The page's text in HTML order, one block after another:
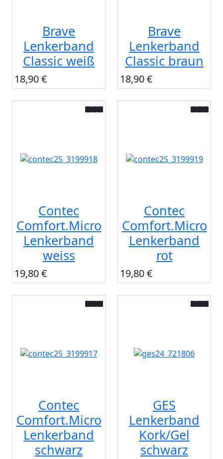
Brave
Lenkerband
Classic weiß
18,90 €
Brave
Lenkerband
Classic braun
18,90 €
Contec
Comfort.Micro
Lenkerband
weiss
19,80 €
Contec
Comfort.Micro
Lenkerband
rot
19,80 €
Contec
Comfort.Micro
Lenkerband
schwarz
GES
Lenkerband
Kork/Gel
schwarz